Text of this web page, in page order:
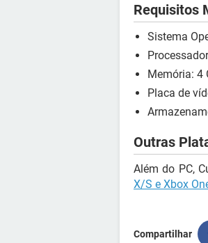
Requisitos
Sistema
Memória: 4
Placa de
Outras
Além do PC,
X/S e Xbox
Compartilhar